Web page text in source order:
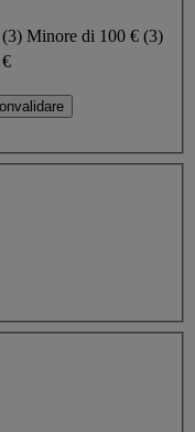
(3) Minore di 100 € (3)
€